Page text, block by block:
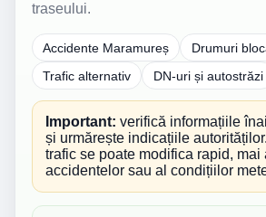
traseului.
Accidente Maramureș Drumuri
Trafic alternativ
DN-uri și autostrăzi
Important: verifică informațiile
și urmărește indicațiile
trafic se poate modifica rapid, mai
accidentelor sau al condițiilor